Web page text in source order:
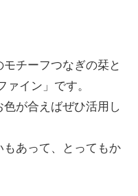
チーフつなぎの栞と
イン」です。
が合えばぜひ活用し
あって、とってもか